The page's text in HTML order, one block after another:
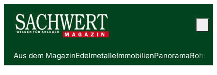
Aus dem MagazinEdelmetalleImmobilienPanorama